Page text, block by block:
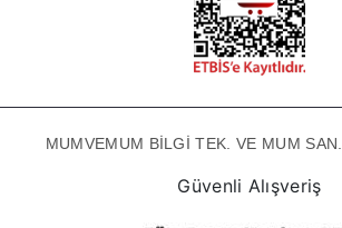
MUMVEMUM BİLGİ TEK. VE MUM
Güvenli Alışveriş